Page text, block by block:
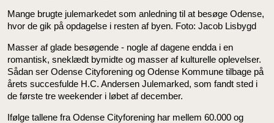
Mange brugte julemarkedet som anledning til at besøge Odense,
hvor de gik på opdagelse i resten af byen. Foto: Jacob Lisbygd
Masser af glade besøgende - nogle af dagene endda i en
romantisk, sneklædt bymidte og masser af kulturelle oplevelser.
Sådan ser Odense Cityforening og Odense Kommune tilbage på
årets succesfulde H.C. Andersen Julemarked, som fandt sted i
de første tre weekender i løbet af december.
Ifølge tallene fra Odense Cityforening har mellem 60.000 og